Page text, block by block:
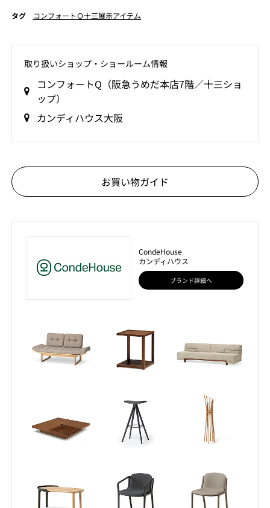
タグ コンフォートＱ十三展示アイテム
取り扱いショップ‧ショールーム情報
コンフォートQ（阪急うめだ本店7階／十三ショ
ップ）
カンディハウス大阪
お買い物ガイド
CondeHouse
カンディハウス
ブランド詳細へ